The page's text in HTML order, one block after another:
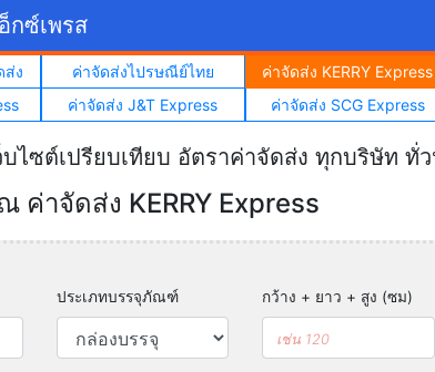
กซ์เพรส
ส่ง ค่าจัดส่งไปรษณีย์ไทย ค่าจัดส่ง KERRY Express
ค่าจัดส่ง J&T Express ค่าจัดส่ง SCG Express
บไซต์เปรียบเทียบ อัตราค่าจัดส่ง ทุกบริษัท ทั่
ค่าจัดส่ง KERRY Express
ประเภทบรรจุภัณฑ์ กว้าง + ยาว + สูง (ซม)